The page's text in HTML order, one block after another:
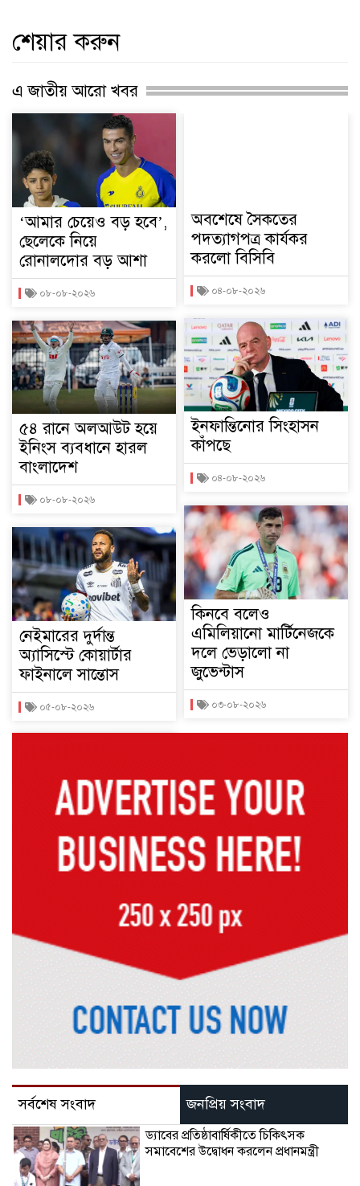
শেয়ার করুন
এ জাতীয় আরো খবর
‘আমার চেয়েও বড় হবে’,
ছেলেকে নিয়ে
রোনালদোর বড় আশা
০৮-০৮-২০২৬
৫৪ রানে অলআউট হয়ে
ইনিংস ব্যবধানে হারল
বাংলাদেশ
০৮-০৮-২০২৬
নেইমারের দুর্দান্ত
অ্যাসিস্টে কোয়ার্টার
ফাইনালে সান্তোস
০৫-০৮-২০২৬
অবশেষে সৈকতের
পদত্যাগপত্র কার্যকর
করলো বিসিবি
০৪-০৮-২০২৬
ইনফান্তিনোর সিংহাসন
কাঁপছে
০৪-০৮-২০২৬
কিনবে বলেও
এমিলিয়ানো মার্টিনেজকে
দলে ভেড়ালো না
জুভেন্টাস
০৩-০৮-২০২৬
সর্বশেষ সংবাদ জনপ্রিয় সংবাদ
ড্যাবের প্রতিষ্ঠাবার্ষিকীতে চিকিৎসক
সমাবেশের উদ্বোধন করলেন প্রধানমন্ত্রী